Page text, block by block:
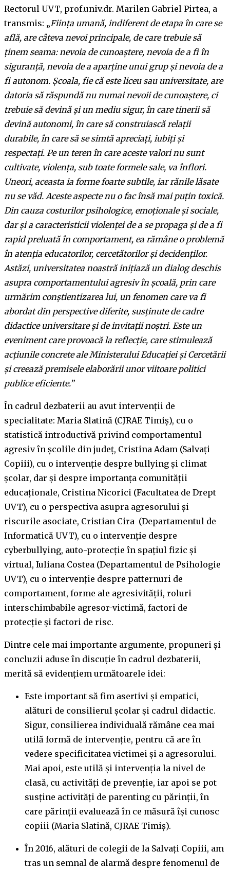
Rectorul UVT, prof.univ.dr. Marilen Gabriel Pirtea, a
transmis: „Ființa umană, indiferent de etapa în care se
află, are câteva nevoi principale, de care trebuie să
ținem seama: nevoia de cunoaștere, nevoia de a fi în
siguranță, nevoia de a aparține unui grup și nevoia de a
fi autonom. Școala, fie că este liceu sau universitate, are
datoria să răspundă nu numai nevoii de cunoaștere, ci
trebuie să devină și un mediu sigur, în care tinerii să
devină autonomi, în care să construiască relații
durabile, în care să se simtă apreciați, iubiți și
respectați. Pe un teren în care aceste valori nu sunt
cultivate, violența, sub toate formele sale, va înflori.
Uneori, aceasta ia forme foarte subtile, iar rănile lăsate
nu se văd. Aceste aspecte nu o fac însă mai puțin toxică.
Din cauza costurilor psihologice, emoționale și sociale,
dar și a caracteristicii violenței de a se propaga și de a fi
rapid preluată în comportament, ea rămâne o problemă
în atenția educatorilor, cercetătorilor și decidenților.
Astăzi, universitatea noastră inițiază un dialog deschis
asupra comportamentului agresiv în școală, prin care
urmărim conștientizarea lui, un fenomen care va fi
abordat din perspective diferite, susținute de cadre
didactice universitare și de invitații noștri. Este un
eveniment care provoacă la reflecție, care stimulează
acțiunile concrete ale Ministerului Educației și Cercetării
și creează premisele elaborării unor viitoare politici
publice eficiente.”
În cadrul dezbaterii au avut intervenții de
specialitate: Maria Slatină (CJRAE Timiș), cu o
statistică introductivă privind comportamentul
agresiv în școlile din județ, Cristina Adam (Salvați
Copiii), cu o intervenție despre bullying și climat
școlar, dar și despre importanța comunității
educaționale, Cristina Nicorici (Facultatea de Drept
UVT), cu o perspectiva asupra agresorului și
riscurile asociate, Cristian Cira (Departamentul de
Informatică UVT), cu o intervenție despre
cyberbullying, auto-protecție în spațiul fizic și
virtual, Iuliana Costea (Departamentul de Psihologie
UVT), cu o intervenție despre patternuri de
comportament, forme ale agresivității, roluri
interschimbabile agresor-victimă, factori de
protecție și factori de risc.
Dintre cele mai importante argumente, propuneri și
concluzii aduse în discuție în cadrul dezbaterii,
merită să evidențiem următoarele idei:
Este important să fim asertivi și empatici,
alături de consilierul școlar și cadrul didactic.
Sigur, consilierea individuală rămâne cea mai
utilă formă de intervenție, pentru că are în
vedere specificitatea victimei și a agresorului.
Mai apoi, este utilă și intervenția la nivel de
clasă, cu activități de prevenție, iar apoi se pot
susține activități de parenting cu părinții, în
care părinții evaluează în ce măsură își cunosc
copiii (Maria Slatină, CJRAE Timiș).
În 2016, alături de colegii de la Salvați Copiii, am
tras un semnal de alarmă despre fenomenul de